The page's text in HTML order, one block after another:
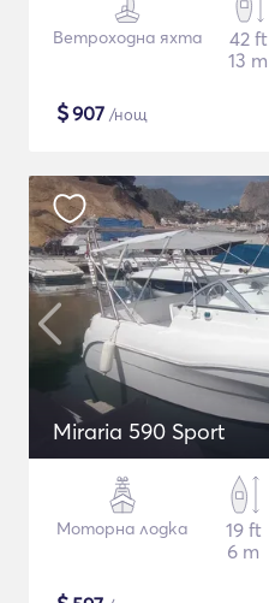
Ветроходна яхта
42 ft
13 m
$907 /нощ
Miraria 590 Sport
Моторна лодка
19 ft
6 m